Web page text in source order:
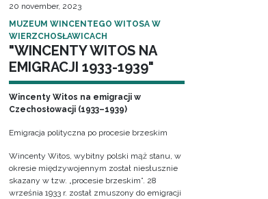
20 november, 2023
MUZEUM WINCENTEGO WITOSA W
WIERZCHOSŁAWICACH
"WINCENTY WITOS NA
EMIGRACJI 1933-1939"
Wincenty Witos na emigracji w
Czechosłowacji (1933–1939)
Emigracja polityczna po procesie brzeskim
Wincenty Witos, wybitny polski mąż stanu, w
okresie międzywojennym został niesłusznie
skazany w tzw. „procesie brzeskim”. 28
września 1933 r. został zmuszony do emigracji